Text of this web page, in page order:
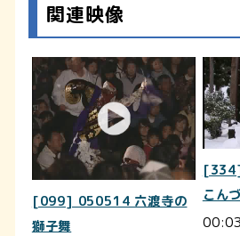
関連映像
[099] 050514 六渡寺の
獅子舞
こん